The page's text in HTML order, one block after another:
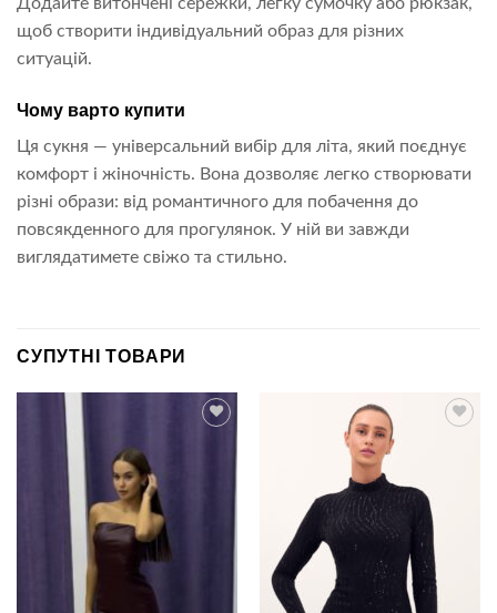
Додайте витончені сережки, легку сумочку або рюкзак,
щоб створити індивідуальний образ для різних
ситуацій.
Чому варто купити
Ця сукня — універсальний вибір для літа, який поєднує
комфорт і жіночність. Вона дозволяє легко створювати
різні образи: від романтичного для побачення до
повсякденного для прогулянок. У ній ви завжди
виглядатимете свіжо та стильно.
СУПУТНІ ТОВАРИ